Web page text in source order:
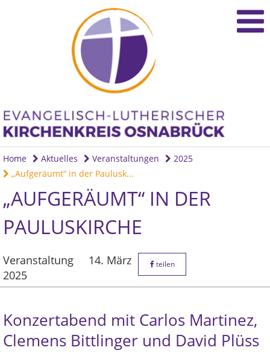
Home Aktuelles Veranstaltungen
2025
„Aufgeräumt“ in der Paulusk...
„AUFGERÄUMT“ IN DER
PAULUSKIRCHE
Veranstaltung
14. März
2025
teilen
Konzertabend mit Carlos Martinez,
Clemens Bittlinger und David Plüss